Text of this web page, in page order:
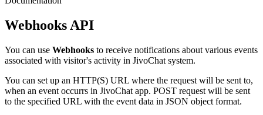
Webhooks API
You can use Webhooks to receive notifications about various events
associated with visitor's activity in JivoChat system.
You can set up an HTTP(S) URL where the request will be sent to,
when an event occurrs in JivoChat app. POST request will be sent
to the specified URL with the event data in JSON object format.